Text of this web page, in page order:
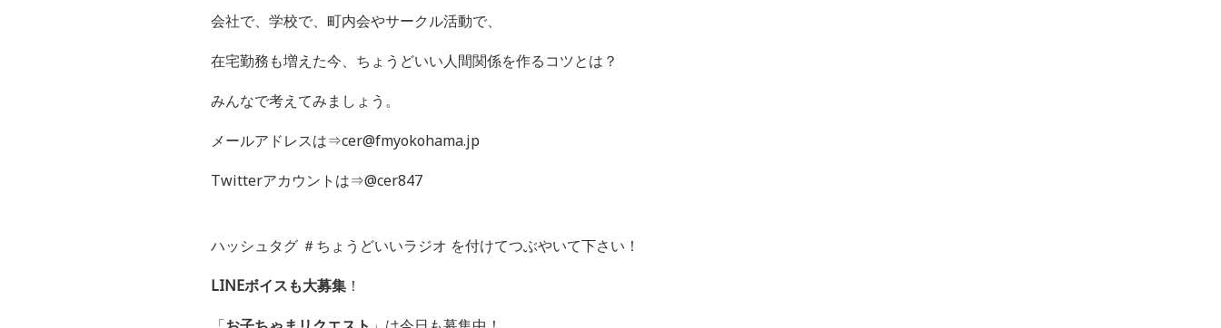
会社で、学校で、町内会やサークル活動で、
在宅勤務も増えた今、ちょうどいい人間関係を作るコツとは？
みんなで考えてみましょう。
メールアドレスは⇒cer@fmyokohama.jp
Twitterアカウントは⇒@cer847
ハッシュタグ ＃ちょうどいいラジオ を付けてつぶやいて下さい！
LINEボイスも大募集 ！